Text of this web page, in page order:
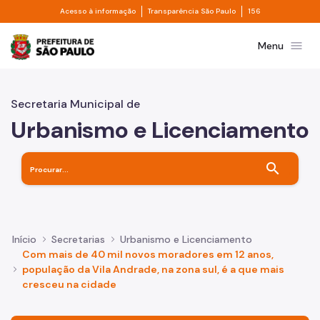
Pular para o Conteúdo principal
Acesso à informação Divisor de acesso à informação
Transparência São Paulo Divisor de
156
Prefeitura de São PauloMenu menu
Secretaria Municipal de
Urbanismo e Licenciamento
search
Início Secretarias
Urbanismo e Licenciamento
Com mais de 40 mil novos moradores em 12 anos,
população da Vila Andrade, na zona sul, é a que mais
cresceu na cidade